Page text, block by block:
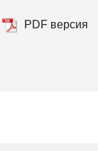
PDF версия